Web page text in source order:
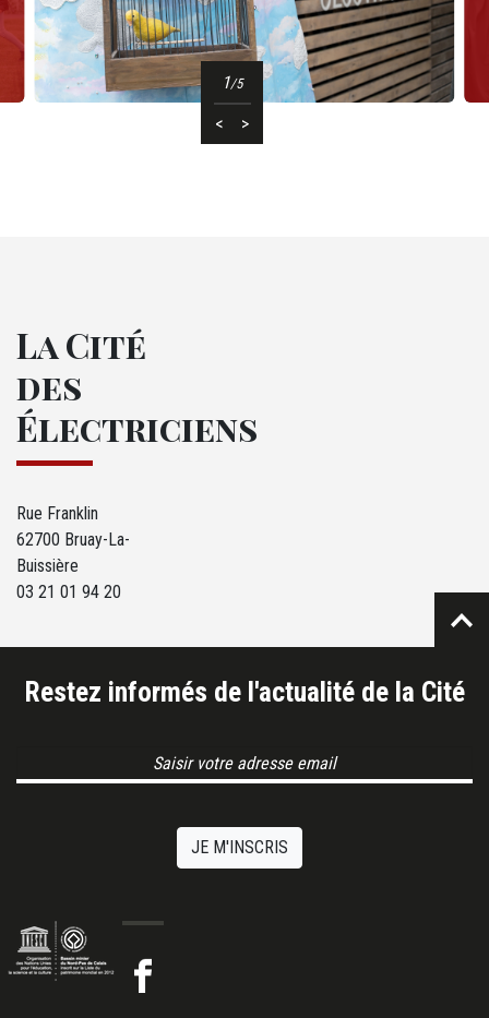
1/5
< >
La Cité
des
Électriciens
Rue Franklin
62700 Bruay-La-
Buissière
03 21 01 94 20
Restez informés de l'actualité de la Cité
JE M'INSCRIS